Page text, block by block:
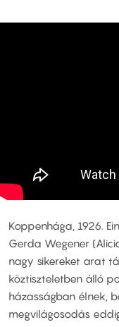
Koppenhága, 1926.
Gerda Wegener
nagy sikereket arat
köztiszteletben álló
házasságban élnek,
megvilágosodás